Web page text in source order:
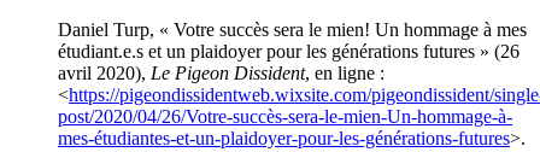
Daniel Turp, « Votre succès sera le mien! Un hommage à mes
étudiant.e.s et un plaidoyer pour les générations futures » (26
avril 2020), Le Pigeon Dissident, en ligne :
<https://pigeondissidentweb.wixsite.com/pigeondissident/
post/2020/04/26/Votre-succès-sera-le-mien-Un-hommage-à-
mes-étudiantes-et-un-plaidoyer-pour-les-générations-futures>.